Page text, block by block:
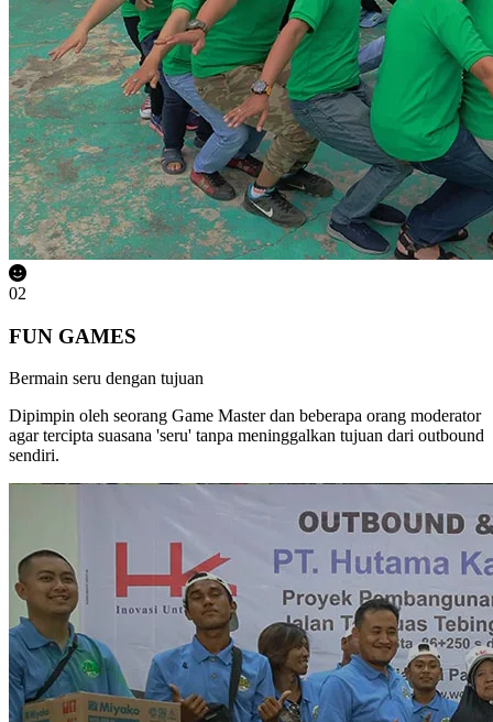
02
FUN GAMES
Bermain seru dengan tujuan
Dipimpin oleh seorang Game Master dan beberapa orang moderator
agar tercipta suasana 'seru' tanpa meninggalkan tujuan dari outbound
sendiri.